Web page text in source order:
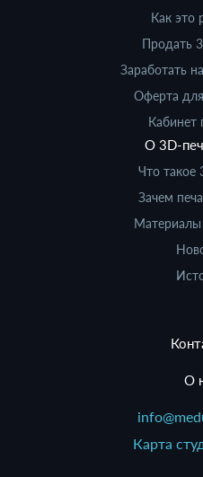
Как это
Продать
Заработать
Оферта
Кабинет
О 3D-
Что такое
Зачем
Материалы
О
Карта